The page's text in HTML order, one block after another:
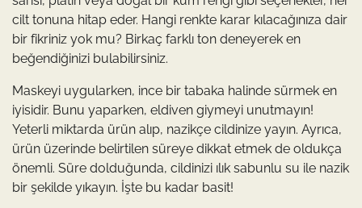
cilt tonuna hitap eder. Hangi renkte karar kılacağınıza dair
bir fikriniz yok mu? Birkaç farklı ton deneyerek en
beğendiğinizi bulabilirsiniz.
Maskeyi uygularken, ince bir tabaka halinde sürmek en
iyisidir. Bunu yaparken, eldiven giymeyi unutmayın!
Yeterli miktarda ürün alıp, nazikçe cildinize yayın. Ayrıca,
ürün üzerinde belirtilen süreye dikkat etmek de oldukça
önemli. Süre dolduğunda, cildinizi ılık sabunlu su ile nazik
bir şekilde yıkayın. İşte bu kadar basit!